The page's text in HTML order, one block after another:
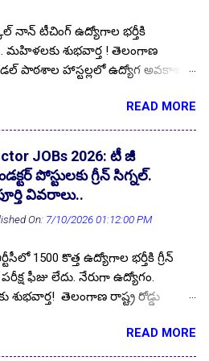
సి నాన్-గెజిటెడ్, నాన్-మినిస్ట్రీ రియల్.
గుర్తింపు పొందిన బోర్డ్/ టెక్నికల్
నుండి, ఎనిమిదవ తరగతి అర్హతతో
నాన్ టీచింగ్ ఉద్యోగాల భర్తీకి
మహిళలకు శుభవార్త ! తెలంగాణ
పాఠశాల హాస్టల్లలో ఉద్యోగ అవకాశాల
జిల్లాలోని వివిధ మోడల్ పాఠశాల
టీచింగ్ ఉద్యోగాల భర్తీకి స్థానిక జిల్లా
నుండి దరఖాస్తులు ఆహ్వానిస్తూ
అధికారి సత్యనారాయణ గారు ప్రకటన
ఆసక్తి కలిగిన అభ్యర్థులు బయోడేటా
అర్హత ధ్రువపత్రాల కాపీలను జత
సాయంత్రం 04:00 గంటల లోపు
ఇక్కడ. Follow US for More
Follow Channel Click here
Click here దరఖాస్తులు
తొర్రూరు (గుర్తురు), కేసముద్రం (కల్వల)
READ MORE
JOBs 2026: టీ జీ
పోస్టులకు గ్రీన్ సిగ్నల్.
వివరాలు..
On: 7/10/2026 01:12:00 PM
1500 కొత్త ఉద్యోగాల భర్తీకి గ్రీన్
ఫీజు లేదు. నేరుగా ఉద్యోగం.
శుభవార్త! తెలంగాణ రాష్ట్ర రోడ్డు
వచ్చింది. రాష్ట్రవ్యాప్తంగా మొత్తం 33
డిపోల వారీగా ఈ పోస్టులు భర్తీ చేస్తారు.
READ MORE